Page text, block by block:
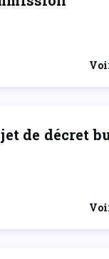
1975
de décret
1974